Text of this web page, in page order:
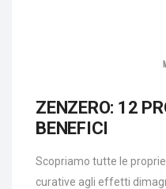
ZENZERO: 12
BENEFICI
Scopriamo tutte le
curative agli effetti